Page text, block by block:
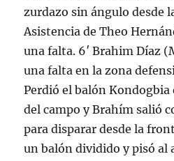
zurdazo sin ángulo desde
Asistencia de Theo
una falta. 6′ Brahim Díaz
una falta en la zona
Perdió el balón
del campo y Brahím salió
para disparar desde la
un balón dividido y pisó al